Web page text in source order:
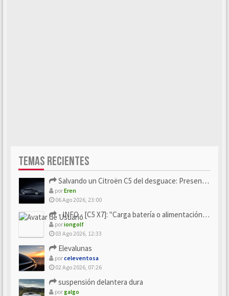
TEMAS RECIENTES
Salvando un Citroën C5 del desguace: Presentación y seguimiento
porEren
06 Ago 2026, 23:00
- INFO - [C5 X7]: "Carga batería o alimentación eléctri...
poriongolf
03 Ago 2026, 12:33
Elevalunas
porceleventosa
02 Ago 2026, 07:26
suspensión delantera dura
porgalgo